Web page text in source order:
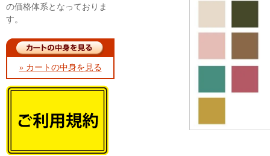
の価格体系となっておりま
す。
» カートの中身を見る